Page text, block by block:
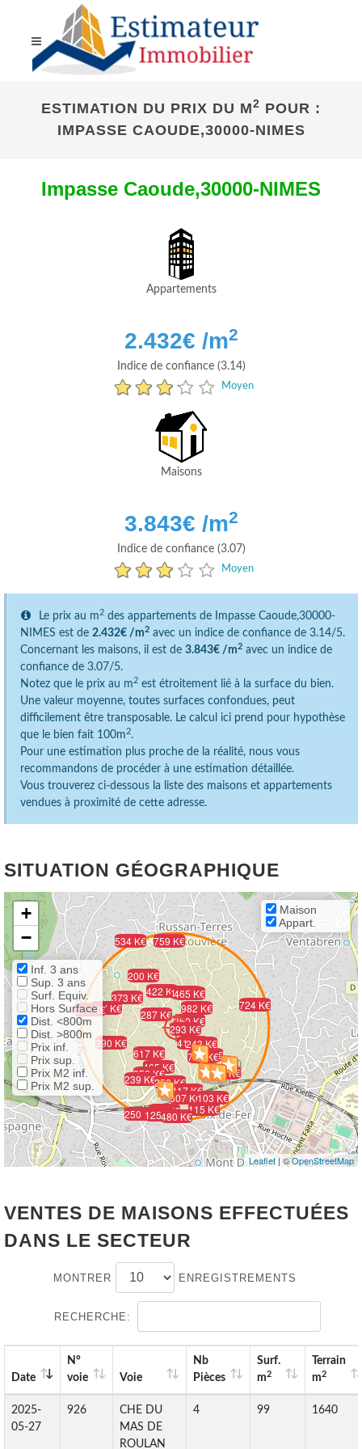
ESTIMATION DU PRIX DU M2 POUR :
IMPASSE CAOUDE,30000-NIMES
Impasse Caoude,30000-NIMES
Appartements
2.432€ /m2
Indice de confiance (3.14)
Moyen
Maisons
3.843€ /m2
Indice de confiance (3.07)
Moyen
Le prix au m 2 des appartements de Impasse Caoude,30000-
NIMES est de 2.432€ /m2 avec un indice de confiance de 3.14/5.
Concernant les maisons, il est de 3.843€ /m2 avec un indice de
confiance de 3.07/5.
Notez que le prix au m 2 est étroitement lié à la surface du bien.
Une valeur moyenne, toutes surfaces confondues, peut
difficilement être transposable. Le calcul ici prend pour hypothèse
que le bien fait 100m 2.
Pour une estimation plus proche de la réalité, nous vous
recommandons de procéder à une estimation détaillée.
Vous trouverez ci-dessous la liste des maisons et appartements
vendues à proximité de cette adresse.
SITUATION GÉOGRAPHIQUE
358 K€
422 K€
360 K€
390 K€
239 K€
360 K€
307 K€
115 K€
543 K€
125 K€
417 K€
781 K€
250 K€
534 K€
103 K€
982 K€
465 K€
140 K€
200 K€
465 K€
150 K€
617 K€
480 K€
180 K€
250 K€
373 K€
287 K€
413 K€
293 K€
207 K€ 724 K€
759 K€
243 K€
+
−
Inf. 3 ans
Sup. 3 ans
Surf. Equiv.
Hors Surface
Dist. <800m
Dist. >800m
Prix inf.
Prix sup.
Prix M2 inf.
Prix M2 sup.
Maison
Appart.
Leaflet | ©OpenStreetMap
VENTES DE MAISONS EFFECTUÉES
DANS LE SECTEUR
MONTRER ENREGISTREMENTS
RECHERCHE:
Date
N°
voie
Voie
Nb
Pièces
Surf.
m2
Terrain
m2
2025-
05-27
926
CHE DU
MAS DE
ROULAN
4 99 1640